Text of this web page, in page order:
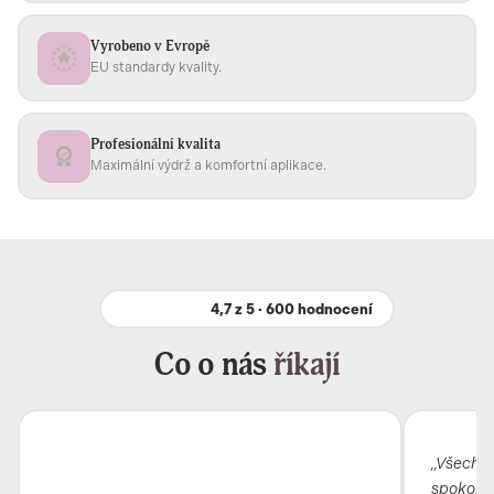
Vyrobeno v Evropě
EU standardy kvality.
Profesionální kvalita
Maximální výdrž a komfortní aplikace.
4,7 z 5 · 600 hodnocení
Co o násříkají